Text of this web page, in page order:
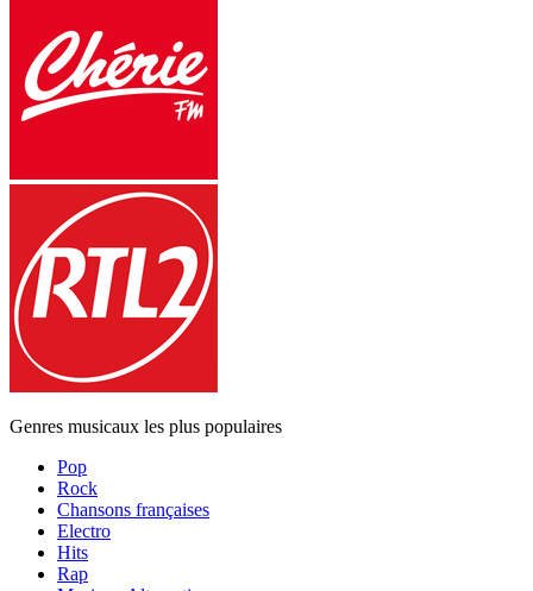
Genres musicaux les plus populaires
Pop
Rock
Chansons françaises
Electro
Hits
Rap